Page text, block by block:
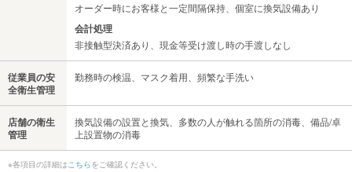
オーダー時にお客様と一定間隔保持、個室に換気設備あり
会計処理
非接触型決済あり、現金等受け渡し時の手渡しなし
従業員の安
全衛生管理
勤務時の検温、マスク着用、頻繁な手洗い
店舗の衛生
管理
換気設備の設置と換気、多数の人が触れる箇所の消毒、備品/卓
上設置物の消毒
※各項目の詳細はこちらをご確認ください。